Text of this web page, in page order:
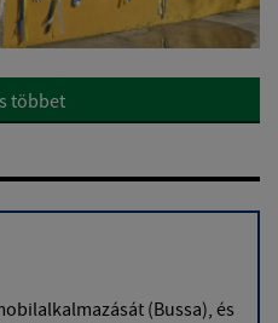
többet
(Bussa), és